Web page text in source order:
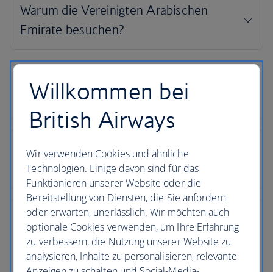
Willkommen bei
British Airways
Wir verwenden Cookies und ähnliche
Technologien. Einige davon sind für das
Funktionieren unserer Website oder die
Bereitstellung von Diensten, die Sie anfordern
oder erwarten, unerlässlich. Wir möchten auch
optionale Cookies verwenden, um Ihre Erfahrung
zu verbessern, die Nutzung unserer Website zu
analysieren, Inhalte zu personalisieren, relevante